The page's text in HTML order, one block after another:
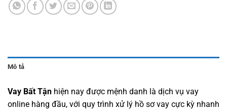
Mô tả
Vay Bất Tận hiện nay được mệnh danh là dịch vụ vay
online hàng đầu, với quy trình xử lý hồ sơ vay cực kỳ nhanh